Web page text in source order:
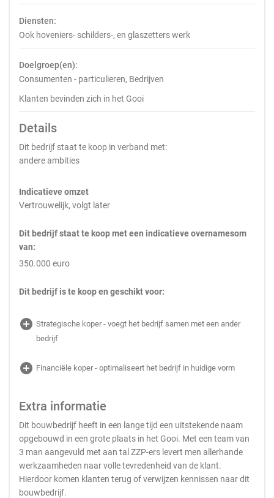
Diensten:
Ook hoveniers- schilders-, en glaszetters werk
Doelgroep(en):
Consumenten - particulieren, Bedrijven
Klanten bevinden zich in het Gooi
Details
Dit bedrijf staat te koop in verband met:
andere ambities
Indicatieve omzet
Vertrouwelijk, volgt later
Dit bedrijf staat te koop met een indicatieve overnamesom
van:
350.000 euro
Dit bedrijf is te koop en geschikt voor:
add_circle Strategische koper - voegt het bedrijf samen met een ander
bedrijf
add_circle Financiële koper - optimaliseert het bedrijf in huidige vorm
Extra informatie
Dit bouwbedrijf heeft in een lange tijd een uitstekende naam
opgebouwd in een grote plaats in het Gooi. Met een team van
3 man aangevuld met aan tal ZZP-ers levert men allerhande
werkzaamheden naar volle tevredenheid van de klant.
Hierdoor komen klanten terug of verwijzen kennissen naar dit
bouwbedrijf.